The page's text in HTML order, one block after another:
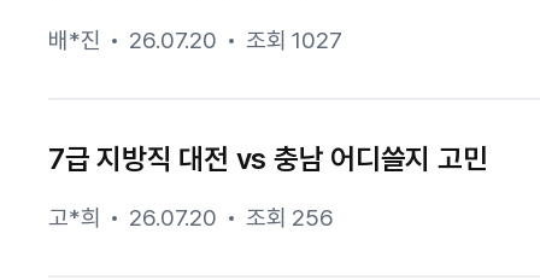
배*진 26.07.20 조회 1027
7급 지방직 대전 vs 충남 어디쓸지 고민
고*희 26.07.20 조회 256